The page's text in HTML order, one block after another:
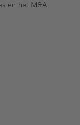
en het M&A